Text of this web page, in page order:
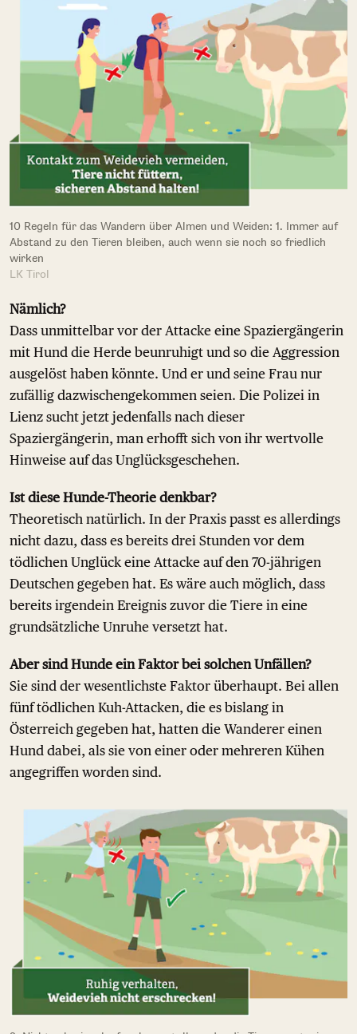
10 Regeln für das Wandern über Almen und Weiden: 1. Immer auf
Abstand zu den Tieren bleiben, auch wenn sie noch so friedlich
wirken
LK Tirol
Nämlich?
Dass unmittelbar vor der Attacke eine Spaziergängerin
mit Hund die Herde beunruhigt und so die Aggression
ausgelöst haben könnte. Und er und seine Frau nur
zufällig dazwischengekommen seien. Die Polizei in
Lienz sucht jetzt jedenfalls nach dieser
Spaziergängerin, man erhofft sich von ihr wertvolle
Hinweise auf das Unglücksgeschehen.
Ist diese Hunde-Theorie denkbar?
Theoretisch natürlich. In der Praxis passt es allerdings
nicht dazu, dass es bereits drei Stunden vor dem
tödlichen Unglück eine Attacke auf den 70-jährigen
Deutschen gegeben hat. Es wäre auch möglich, dass
bereits irgendein Ereignis zuvor die Tiere in eine
grundsätzliche Unruhe versetzt hat.
Aber sind Hunde ein Faktor bei solchen Unfällen?
Sie sind der wesentlichste Faktor überhaupt. Bei allen
fünf tödlichen Kuh-Attacken, die es bislang in
Österreich gegeben hat, hatten die Wanderer einen
Hund dabei, als sie von einer oder mehreren Kühen
angegriffen worden sind.